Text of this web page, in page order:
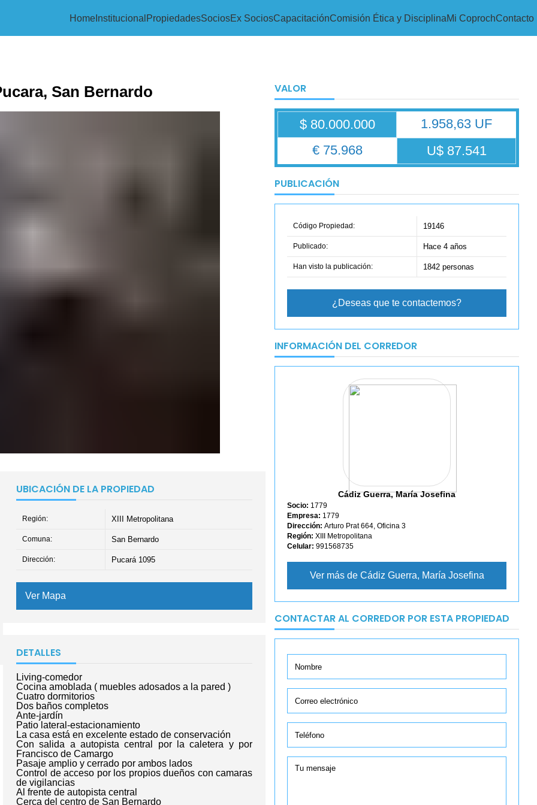
Home Institucional PropiedadesSociosEx SociosCapacitaciónComisión Ética y DisciplinaMi CoprochContacto
San Bernardo
UBICACIÓN DE LA PROPIEDAD
Región: XIII Metropolitana
Comuna: San Bernardo
Dirección: Pucará 1095
Ver Mapa
DETALLES
Living-comedor
Cocina amoblada ( muebles adosados a la pared )
Cuatro dormitorios
Dos baños completos
Ante-jardín
Patio lateral-estacionamiento
La casa está en excelente estado de conservación
Con salida a autopista central por la caletera y por
Francisco de Camargo
Pasaje amplio y cerrado por ambos lados
Control de acceso por los propios dueños con camaras
de vigilancias
Al frente de autopista central
Cerca del centro de San Bernardo
VALOR
$ 80.000.000
1.958,63 UF
€ 75.968
U$ 87.541
PUBLICACIÓN
Código Propiedad: 19146
Publicado: Hace 4 años
Han visto la publicación: 1842 personas
¿Deseas que te contactemos?
INFORMACIÓN DEL CORREDOR
Cádiz Guerra, María Josefina
Socio: 1779
Empresa: 1779
Dirección: Arturo Prat 664, Oficina 3
Región: XIII Metropolitana
Celular: 991568735
Ver más de Cádiz Guerra, María Josefina
CONTACTAR AL CORREDOR POR ESTA PROPIEDAD